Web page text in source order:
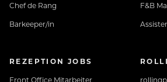
Chef de Rang
Barkeeper/in
F&B
REZEPTION JOBS
Front Office Mitarbeiter